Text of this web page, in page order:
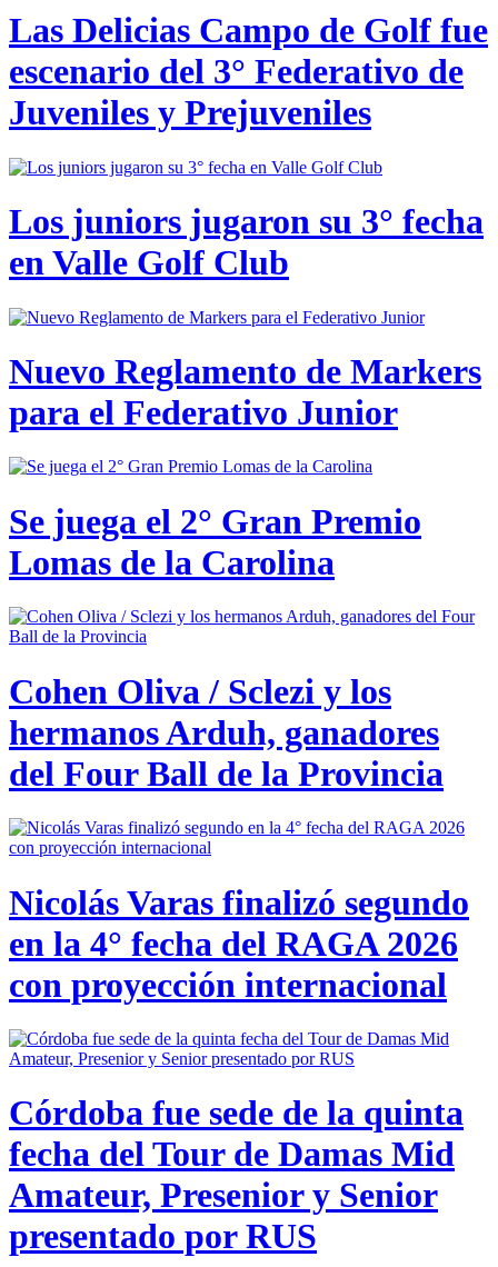
Las Delicias Campo de Golf fue
escenario del 3° Federativo de
Juveniles y Prejuveniles
Los juniors jugaron su 3° fecha
en Valle Golf Club
Nuevo Reglamento de Markers
para el Federativo Junior
Se juega el 2° Gran Premio
Lomas de la Carolina
Cohen Oliva / Sclezi y los
hermanos Arduh, ganadores
del Four Ball de la Provincia
Nicolás Varas finalizó segundo
en la 4° fecha del RAGA 2026
con proyección internacional
Córdoba fue sede de la quinta
fecha del Tour de Damas Mid
Amateur, Presenior y Senior
presentado por RUS